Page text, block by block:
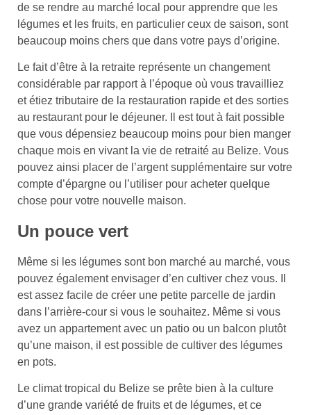
de se rendre au marché local pour apprendre que les
légumes et les fruits, en particulier ceux de saison, sont
beaucoup moins chers que dans votre pays d’origine.
Le fait d’être à la retraite représente un changement
considérable par rapport à l’époque où vous travailliez
et étiez tributaire de la restauration rapide et des sorties
au restaurant pour le déjeuner. Il est tout à fait possible
que vous dépensiez beaucoup moins pour bien manger
chaque mois en vivant la vie de retraité au Belize. Vous
pouvez ainsi placer de l’argent supplémentaire sur votre
compte d’épargne ou l’utiliser pour acheter quelque
chose pour votre nouvelle maison.
Un pouce vert
Même si les légumes sont bon marché au marché, vous
pouvez également envisager d’en cultiver chez vous. Il
est assez facile de créer une petite parcelle de jardin
dans l’arrière-cour si vous le souhaitez. Même si vous
avez un appartement avec un patio ou un balcon plutôt
qu’une maison, il est possible de cultiver des légumes
en pots.
Le climat tropical du Belize se prête bien à la culture
d’une grande variété de fruits et de légumes, et ce